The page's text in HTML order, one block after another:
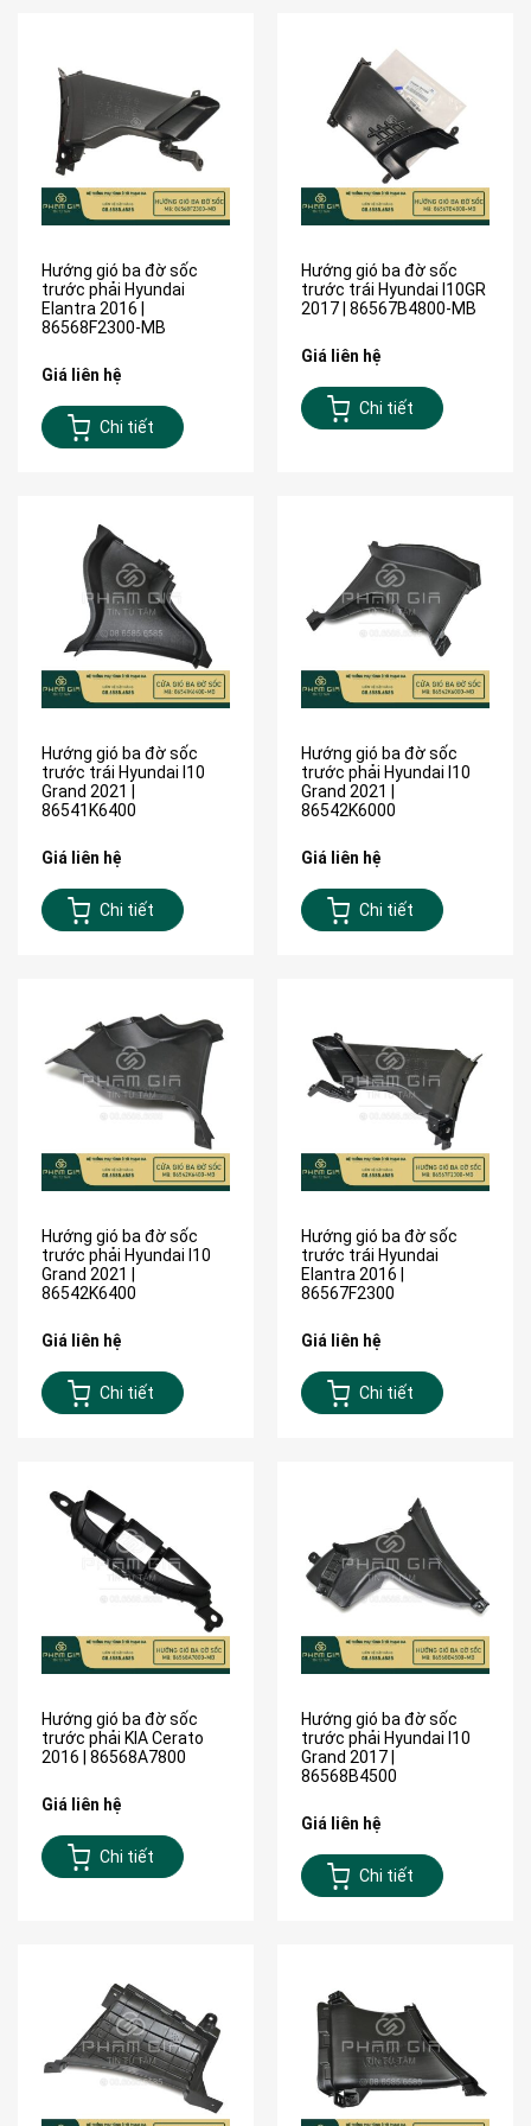
Hướng gió ba đờ sốc
trước phải Hyundai
Elantra 2016 |
86568F2300-MB
Giá liên hệ
Chi tiết
Hướng gió ba đờ sốc
trước trái Hyundai I10GR
2017 | 86567B4800-MB
Giá liên hệ
Chi tiết
Hướng gió ba đờ sốc
trước trái Hyundai I10
Grand 2021 |
86541K6400
Giá liên hệ
Chi tiết
Hướng gió ba đờ sốc
trước phải Hyundai I10
Grand 2021 |
86542K6000
Giá liên hệ
Chi tiết
Hướng gió ba đờ sốc
trước phải Hyundai I10
Grand 2021 |
86542K6400
Giá liên hệ
Chi tiết
Hướng gió ba đờ sốc
trước trái Hyundai
Elantra 2016 |
86567F2300
Giá liên hệ
Chi tiết
Hướng gió ba đờ sốc
trước phải KIA Cerato
2016 | 86568A7800
Giá liên hệ
Chi tiết
Hướng gió ba đờ sốc
trước phải Hyundai I10
Grand 2017 |
86568B4500
Giá liên hệ
Chi tiết